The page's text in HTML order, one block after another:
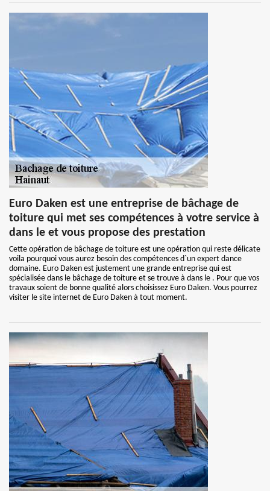
Euro Daken est une entreprise de bâchage de
toiture qui met ses compétences à votre service à
dans le et vous propose des prestation
Cette opération de bâchage de toiture est une opération qui reste délicate
voila pourquoi vous aurez besoin des compétences d`un expert dance
domaine. Euro Daken est justement une grande entreprise qui est
spécialisée dans le bâchage de toiture et se trouve à dans le . Pour que vos
travaux soient de bonne qualité alors choisissez Euro Daken. Vous pourrez
visiter le site internet de Euro Daken à tout moment.